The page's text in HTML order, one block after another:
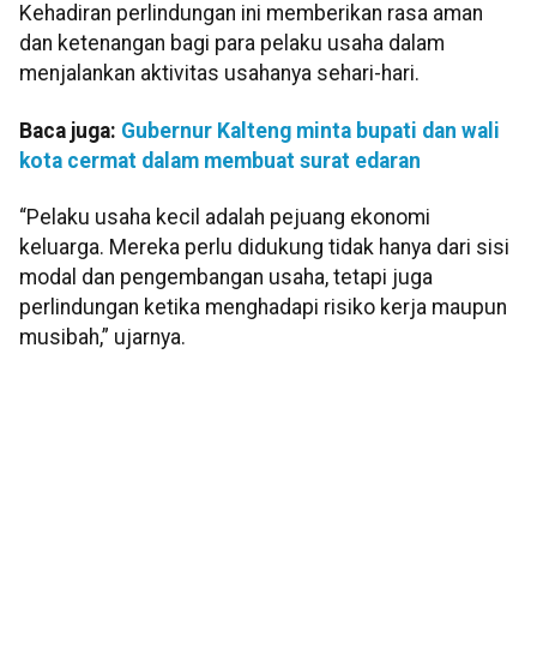
Kehadiran perlindungan ini memberikan rasa aman
dan ketenangan bagi para pelaku usaha dalam
menjalankan aktivitas usahanya sehari-hari.
Baca juga: Gubernur Kalteng minta bupati dan wali
kota cermat dalam membuat surat edaran
“Pelaku usaha kecil adalah pejuang ekonomi
keluarga. Mereka perlu didukung tidak hanya dari sisi
modal dan pengembangan usaha, tetapi juga
perlindungan ketika menghadapi risiko kerja maupun
musibah,” ujarnya.